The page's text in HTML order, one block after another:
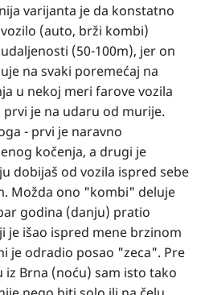
varijanta je da konstatno
(auto, brži kombi)
(50-100m), jer on
na svaki poremećaj na
u nekoj meri farove vozila
je na udaru od murije.
- prvi je naravno
kočenja, a drugi je
dobijaš od vozila ispred sebe
Možda ono "kombi" deluje
godina (danju) pratio
je išao ispred mene brzinom
je odradio posao "zeca". Pre
iz Brna (noću) sam isto tako